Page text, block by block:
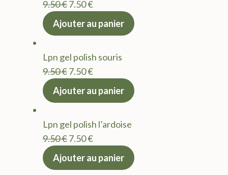
9.50€Le
prix
9.50 €.
7.50€Le
actuel
7.50 €.
Ajouter au panier
Lpn gel polish souris
9.50€Le
prix
9.50 €.
7.50€Le
actuel
7.50 €.
Ajouter au panier
Lpn gel polish l’ardoise
9.50€Le
prix
7.50€Le
actuel
Ajouter au panier